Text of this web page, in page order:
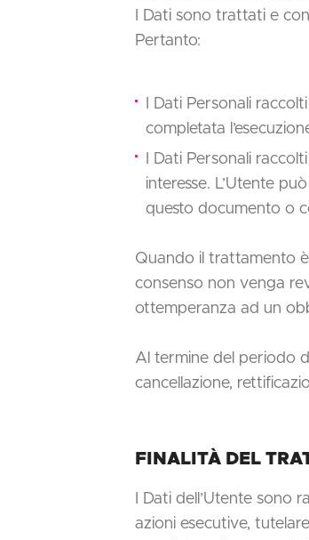
I Dati sono trattati e
Pertanto:
I Dati Personali
completata
I Dati Personali
interesse. L’Utente
questo documento o
Quando il trattamento
consenso non venga
ottemperanza ad un
Al termine del periodo
cancellazione,
FINALITÀ DEL
I Dati dell’Utente sono
azioni esecutive,